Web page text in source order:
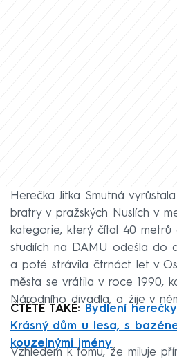
Herečka Jitka Smutná
bratry v pražských Nuslích v
kategorie, který čítal 40 metrů
studiích na DAMU odešla do
a poté strávila čtrnáct let v
města se vrátila v roce 1990,
Národního divadla, a žije v
ČTĚTE TAKÉ:
Bydlení
Krásný dům u lesa, s
kouzelnými jmény
Vzhledem k tomu, že miluje